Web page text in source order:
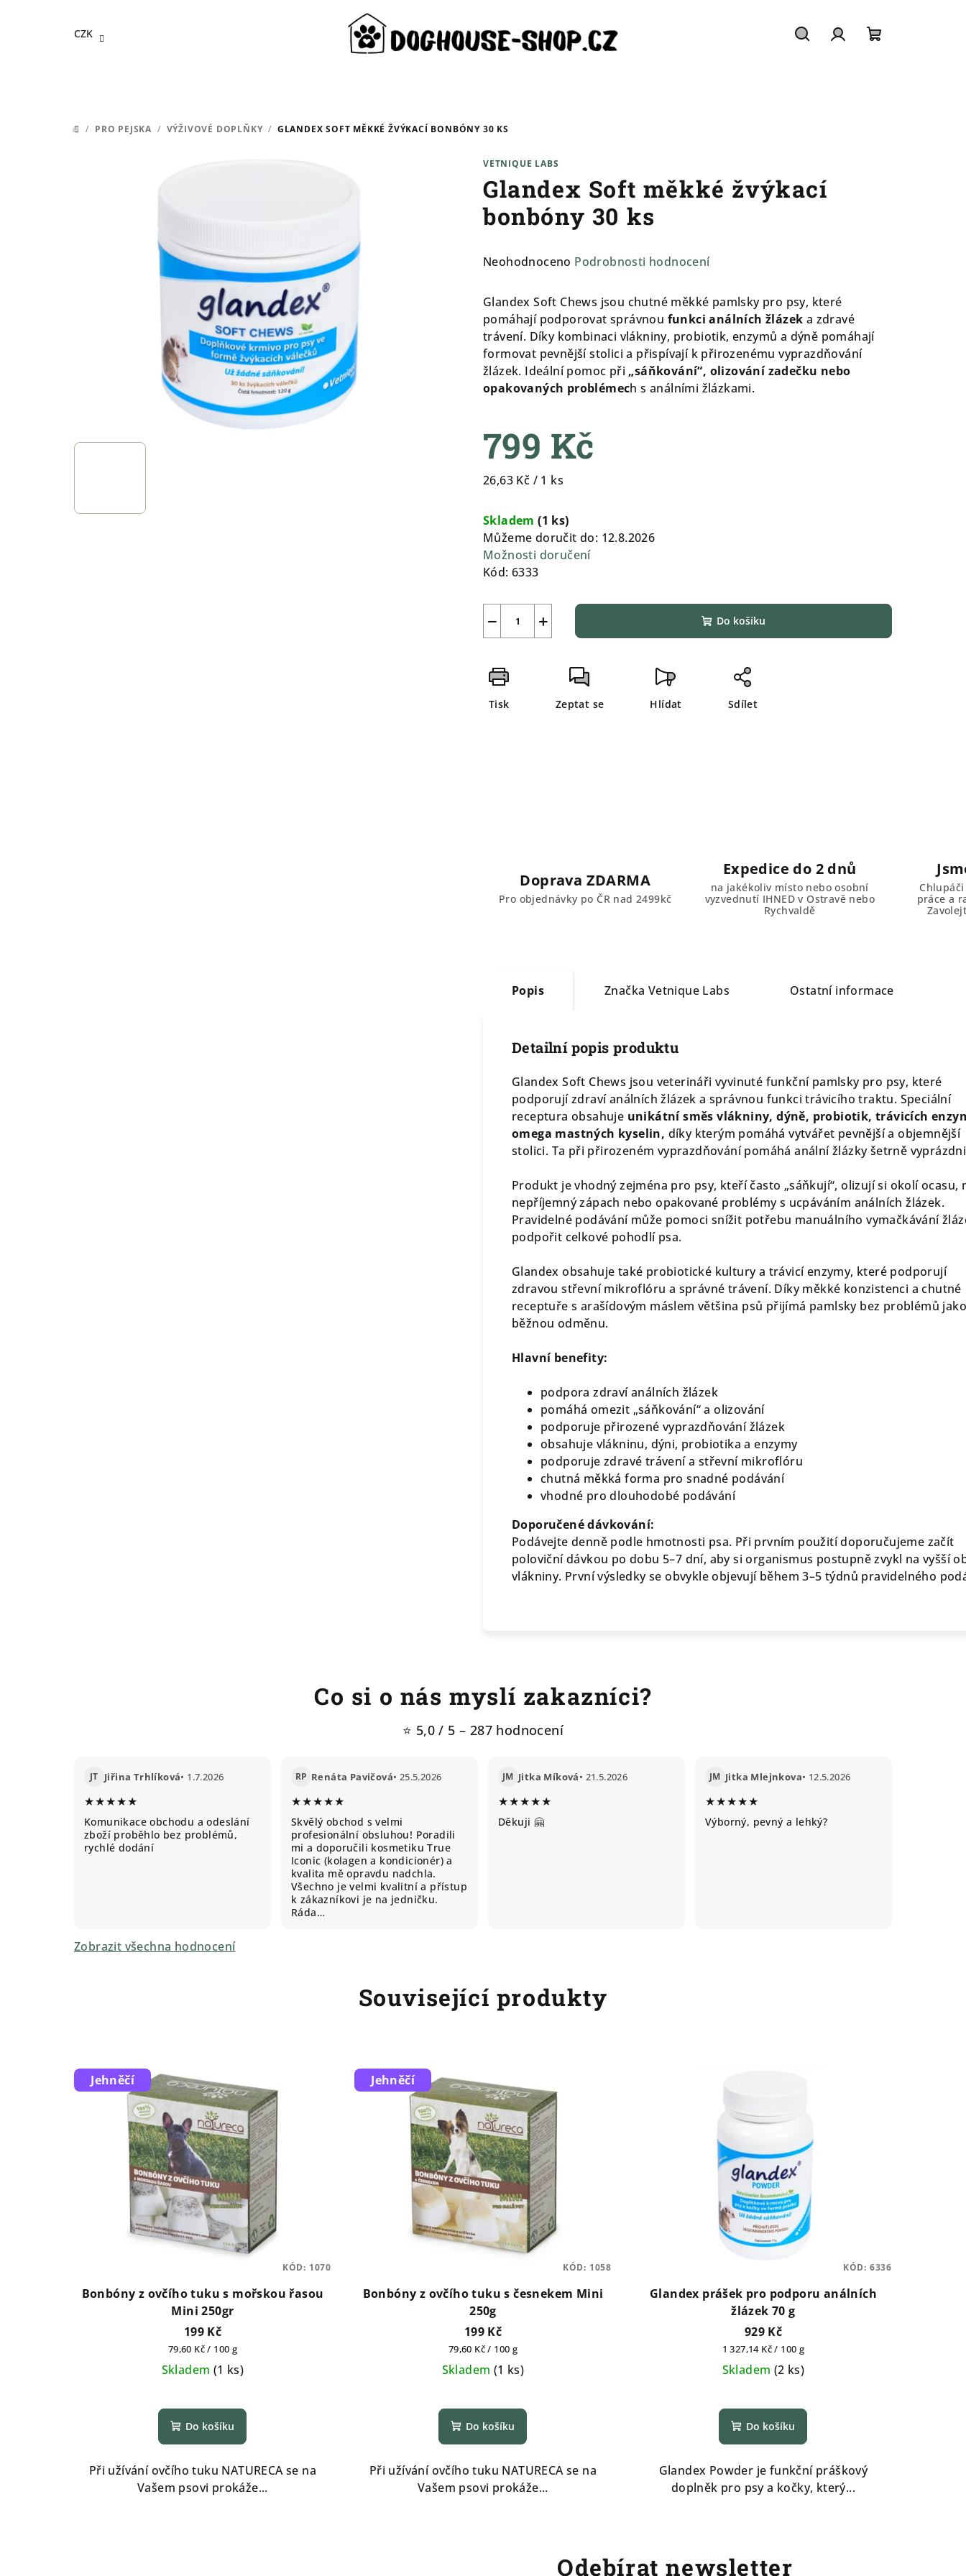
CZK
DOMŮ
/ PRO PEJSKA / VÝŽIVOVÉ DOPLŇKY / GLANDEX SOFT MĚKKÉ ŽVÝKACÍ BONBÓNY 30 KS
VETNIQUE LABS
Glandex Soft měkké žvýkací
bonbóny 30 ks
Průměrné
produktu
0,0
z
5
hvězdiček.
Neohodnoceno Podrobnosti hodnocení
Glandex Soft Chews jsou chutné měkké pamlsky pro psy, které
pomáhají podporovat správnou funkci análních žlázek a zdravé
trávení. Díky kombinaci vlákniny, probiotik, enzymů a dýně pomáhají
formovat pevnější stolici a přispívají k přirozenému vyprazdňování
žlázek. Ideální pomoc při „sáňkování“, olizování zadečku nebo
opakovaných problémech s análními žlázkami.
799 Kč
Měrná
26,63 Kč / 1 ks
Skladem(1 ks)
Můžeme doručit do: 12.8.2026
Možnosti doručení
Kód: 6333
+
− Do košíku
Tisk Zeptat se Hlídat Sdílet
Doprava ZDARMA
Pro objednávky po ČR nad 2499kč
Expedice do 2 dnů
na jakékoliv místo nebo osobní
vyzvednutí IHNED v Ostravě nebo
Rychvaldě
práce a
Popis Značka Vetnique Labs Ostatní informace
Detailní popis produktu
Glandex Soft Chews jsou veterináři vyvinuté funkční pamlsky pro psy, které
podporují zdraví análních žlázek a správnou funkci trávicího traktu. Speciální
receptura obsahuje unikátní směs vlákniny, dýně, probiotik, trávicích
omega mastných kyselin, díky kterým pomáhá vytvářet pevnější a objemnější
stolici. Ta při přirozeném vyprazdňování pomáhá anální žlázky šetrně
Produkt je vhodný zejména pro psy, kteří často „sáňkují“, olizují si okolí ocasu,
nepříjemný zápach nebo opakované problémy s ucpáváním análních žlázek.
Pravidelné podávání může pomoci snížit potřebu manuálního vymačkávání
podpořit celkové pohodlí psa.
Glandex obsahuje také probiotické kultury a trávicí enzymy, které podporují
zdravou střevní mikroflóru a správné trávení. Díky měkké konzistenci a chutné
receptuře s arašídovým máslem většina psů přijímá pamlsky bez problémů
běžnou odměnu.
Hlavní benefity:
podpora zdraví análních žlázek
pomáhá omezit „sáňkování“ a olizování
podporuje přirozené vyprazdňování žlázek
obsahuje vlákninu, dýni, probiotika a enzymy
podporuje zdravé trávení a střevní mikroflóru
chutná měkká forma pro snadné podávání
vhodné pro dlouhodobé podávání
Doporučené dávkování:
Podávejte denně podle hmotnosti psa. Při prvním použití doporučujeme začít
poloviční dávkou po dobu 5–7 dní, aby si organismus postupně zvykl na vyšší
vlákniny. První výsledky se obvykle objevují během 3–5 týdnů pravidelného
Co si o nás myslí zakazníci?
⭐ 5,0 / 5 – 287 hodnocení
JT Jiřina Trhlíková• 1.7.2026
★★★★★
Komunikace obchodu a odeslání
zboží proběhlo bez problémů,
rychlé dodání
RP Renáta Pavičová• 25.5.2026
★★★★★
Skvělý obchod s velmi
profesionální obsluhou! Poradili
mi a doporučili kosmetiku True
Iconic (kolagen a kondicionér) a
kvalita mě opravdu nadchla.
Všechno je velmi kvalitní a přístup
k zákazníkovi je na jedničku.
Ráda…
JM Jitka Míková• 21.5.2026
★★★★★
Děkuji 🤗
JM Jitka Mlejnkova• 12.5.2026
★★★★★
Výborný, pevný a lehký?
Zobrazit všechna hodnocení
Související produkty
Jehněčí
Bonbóny z ovčího tuku s mořskou řasou
Mini 250gr
199 Kč
Měrná
cena:
79,60 Kč / 100 g
Skladem (1 ks)
Do košíku
Při užívání ovčího tuku NATURECA se na
Vašem psovi prokáže...
KÓD: 1070
Jehněčí
Bonbóny z ovčího tuku s česnekem Mini
250g
199 Kč
Měrná
cena:
79,60 Kč / 100 g
Skladem (1 ks)
Do košíku
Při užívání ovčího tuku NATURECA se na
Vašem psovi prokáže...
KÓD: 1058
Glandex prášek pro podporu análních
žlázek 70 g
929 Kč
Měrná
cena:
1 327,14 Kč / 100 g
Skladem (2 ks)
Do košíku
Glandex Powder je funkční práškový
doplněk pro psy a kočky, který...
KÓD: 6336
Odebírat newsletter